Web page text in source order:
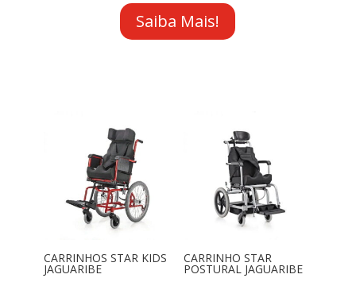
Saiba Mais!
CARRINHOS STAR KIDS
JAGUARIBE
CARRINHO STAR
POSTURAL JAGUARIBE